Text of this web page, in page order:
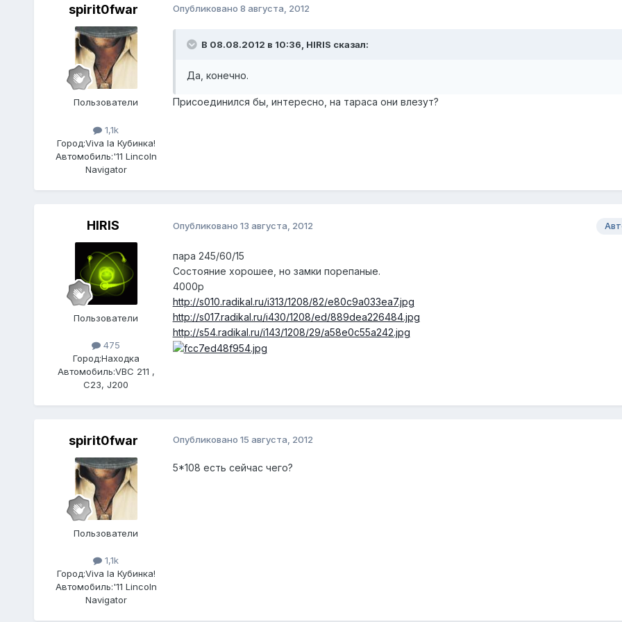
spirit0fwar
Пользователи
1,1k
Город:Viva la Кубинка!
Автомобиль:'11 Lincoln
Navigator
Опубликовано 8 августа, 2012
В 08.08.2012 в 10:36, HIRIS сказал:
Да, конечно.
Присоединился бы, интересно, на тараса они влезут?
HIRIS
Пользователи
475
Город:Находка
Автомобиль:VBC 211 ,
С23, J200
Опубликовано 13 августа, 2012
пара 245/60/15
Состояние хорошее, но замки порепаные.
4000р
http://s010.radikal.ru/i313/1208/82/e80c9a033ea7.jpg
http://s017.radikal.ru/i430/1208/ed/889dea226484.jpg
http://s54.radikal.ru/i143/1208/29/a58e0c55a242.jpg
spirit0fwar
Пользователи
1,1k
Город:Viva la Кубинка!
Автомобиль:'11 Lincoln
Navigator
Опубликовано 15 августа, 2012
5*108 есть сейчас чего?